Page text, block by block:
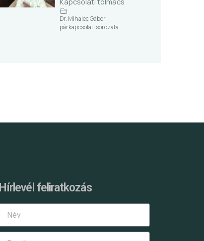
Dr. Mihalec Gábor
párkapcsolati sorozata
Hírlevél feliratkozás